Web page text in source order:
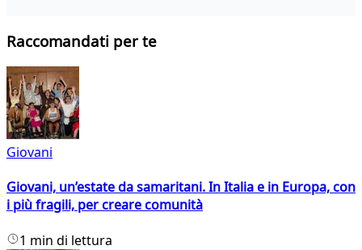
Raccomandati per te
Giovani
Giovani, un’estate da samaritani. In Italia e in Europa, con
i più fragili, per creare comunità
1 min di lettura